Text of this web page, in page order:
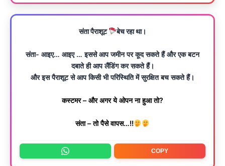
संता पैराशूट बेच रहा था।
संता- आइए… आइए … इससे आप जमीन पर कूद सकते हैं और एक बटन
दबाते ही आप लैंडिंग कर सकते हैं।
और इस पैराशूट से आप किसी भी परिस्थिति में सुरक्षित बच सकते हैं।
कस्टमर – और अगर ये ओपन ना हुआ तो?
संता – तो पैसे वापस…!!
COPY